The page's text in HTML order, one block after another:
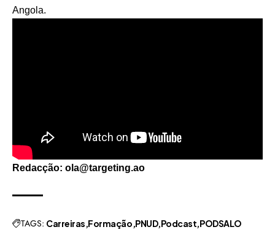
Angola.
Redacção: ola@targeting.ao
TAGS: Carreiras Formação PNUD Podcast PODSALO